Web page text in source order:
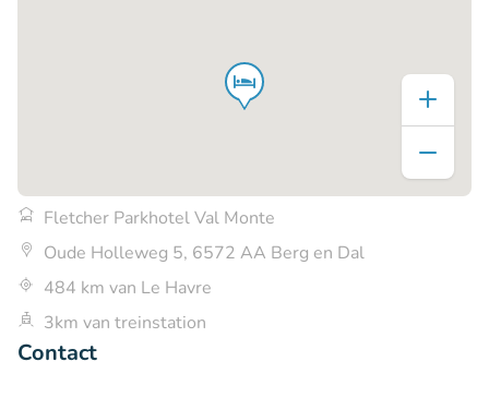
Fletcher Parkhotel Val Monte
Oude Holleweg 5, 6572 AA Berg en Dal
484 km van Le Havre
3km van treinstation
Contact